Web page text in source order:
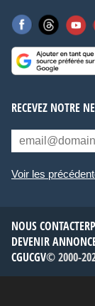
RECEVEZ NOTRE
Voir les
NOUS CONTACTER
DEVENIR
CGUCGV© 2000-